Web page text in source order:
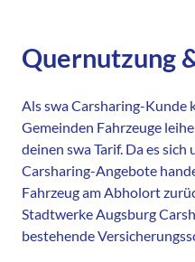
Quernutzung
Als swa Carsharing-Kunde
Gemeinden Fahrzeuge
deinen swa Tarif. Da es
Carsharing-Angebote
Fahrzeug am Abholort
Stadtwerke Augsburg
bestehende